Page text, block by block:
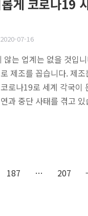
게 코로나19
2020-07-16
는 업계는 없을 것입
제조를 꼽습니다. 제
로나19로 세계 각국
과 중단 사태를 겪고
187 … 207